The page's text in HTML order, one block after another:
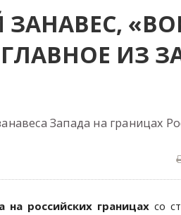
ГЛАВНОЕ ИЗ
Запада на границах
на российских границах со